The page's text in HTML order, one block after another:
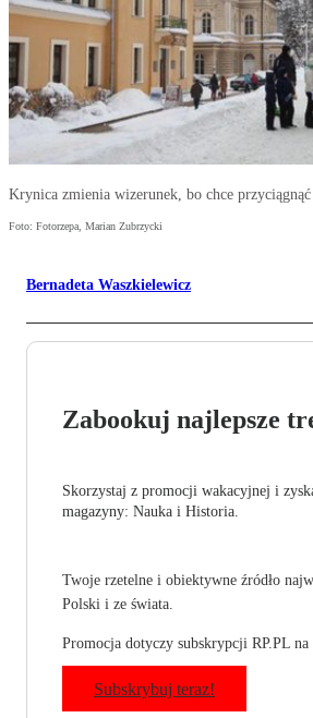
Krynica zmienia wizerunek, bo chce
Foto: Fotorzepa, Marian Zubrzycki
Bernadeta Waszkielewicz
Zabookuj najlepsze
Skorzystaj z promocji wakacyjnej i
magazyny: Nauka i Historia.
Twoje rzetelne i obiektywne źródło
Polski i ze świata.
Promocja dotyczy subskrypcji RP.PL na
Subskrybuj teraz!